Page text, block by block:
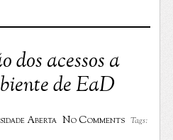
dos acessos a
de EaD
Aberta No Comments Tags: